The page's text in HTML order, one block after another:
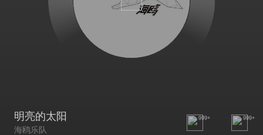
明亮的太阳
海鸥乐队
999+ 999+